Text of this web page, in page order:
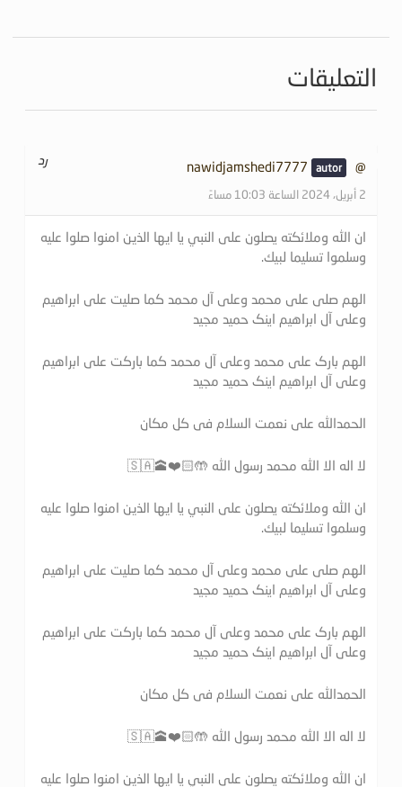
التعليقات
@nawidjamshedi7777
2 أبريل، 2024 الساعة 10:03 مساءً
رد
ان الله وملائكته يصلون على النبي يا ايها الذين امنوا صلوا عليه
وسلموا تسليما لبيك.
الهم صلی علی محمد وعلی آل محمد کما صلیت علی ابراهیم
وعلی آل ابراهیم اینک حمید مجید
الهم بارک علی محمد وعلی آل محمد کما بارکت علی ابراهیم
وعلی آل ابراهیم اینک حمید مجید
الحمدالله علی نعمت السلام فی کل مکان
لا اله الا الله محمد رسول الله 🤲🏻❤️🕋🇸🇦
ان الله وملائكته يصلون على النبي يا ايها الذين امنوا صلوا عليه
وسلموا تسليما لبيك.
الهم صلی علی محمد وعلی آل محمد کما صلیت علی ابراهیم
وعلی آل ابراهیم اینک حمید مجید
الهم بارک علی محمد وعلی آل محمد کما بارکت علی ابراهیم
وعلی آل ابراهیم اینک حمید مجید
الحمدالله علی نعمت السلام فی کل مکان
لا اله الا الله محمد رسول الله 🤲🏻❤️🕋🇸🇦
ان الله وملائكته يصلون على النبي يا ايها الذين امنوا صلوا عليه